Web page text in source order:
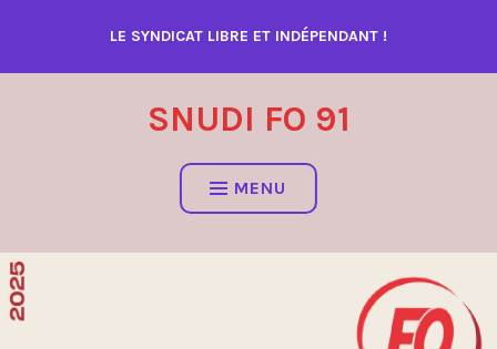
contenu
LE SYNDICAT LIBRE ET INDÉPENDANT !
SNUDI FO 91
MENU